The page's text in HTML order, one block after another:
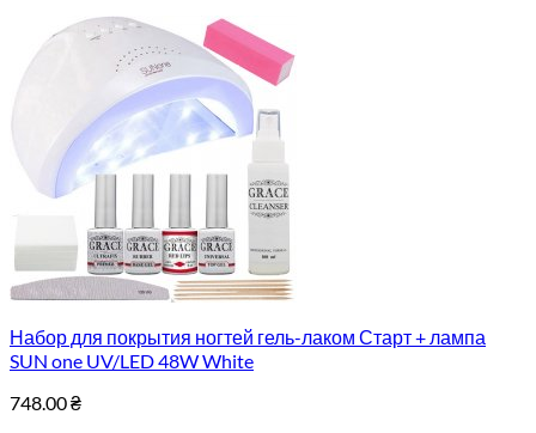
Набор для покрытия ногтей гель-лаком Старт + лампа
SUN one UV/LED 48W White
748.00₴